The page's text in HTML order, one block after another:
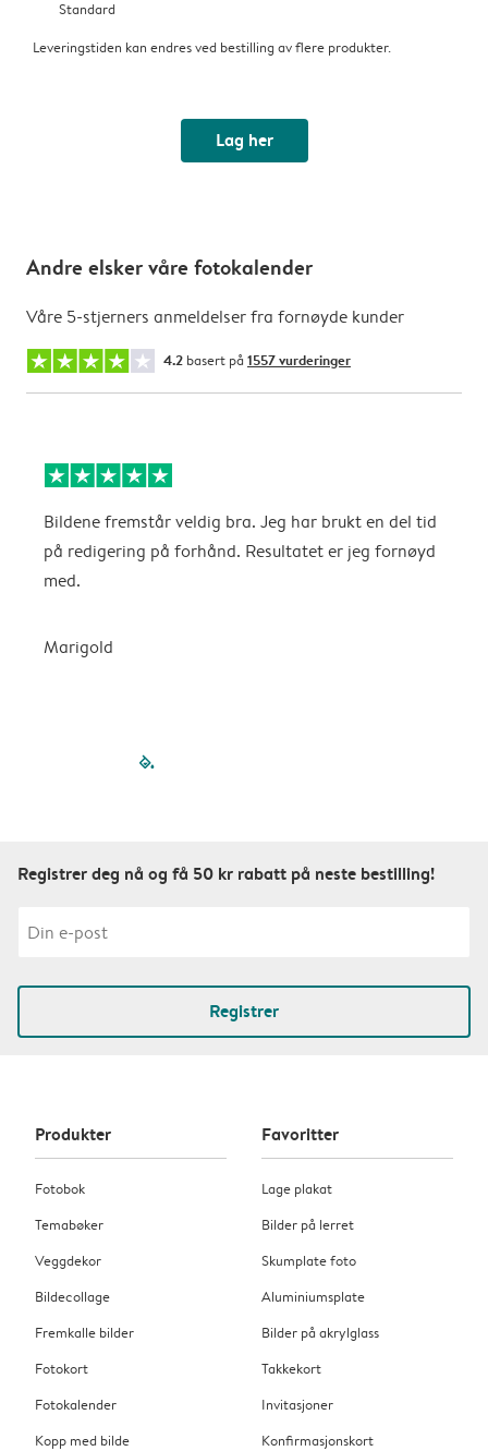
Standard
Leveringstiden kan endres ved bestilling av flere produkter.
Lag her
Andre elsker våre fotokalender
Våre 5-stjerners anmeldelser fra fornøyde kunder
4.2 basert på 1557 vurderinger
Bildene fremstår veldig bra. Jeg har brukt en del tid
på redigering på forhånd. Resultatet er jeg fornøyd
med.
Marigold
filled-pagination
Registrer deg nå og få 50 kr rabatt på neste bestilling!
Registrer
Produkter
Fotobok
Temabøker
Veggdekor
Bildecollage
Fremkalle bilder
Fotokort
Fotokalender
Kopp med bilde
Favoritter
Lage plakat
Bilder på lerret
Skumplate foto
Aluminiumsplate
Bilder på akrylglass
Takkekort
Invitasjoner
Konfirmasjonskort